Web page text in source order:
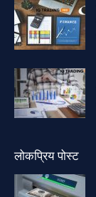
लोकप्रिय पोस्ट